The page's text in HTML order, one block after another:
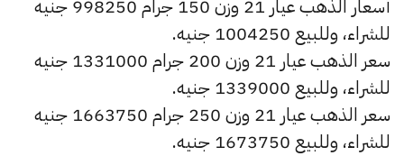
أسعار الذهب عيار 21 وزن 150 جرام 998250 جنيه
للشراء، وللبيع 1004250 جنيه.
سعر الذهب عيار 21 وزن 200 جرام 1331000 جنيه
للشراء، وللبيع 1339000 جنيه.
سعر الذهب عيار 21 وزن 250 جرام 1663750 جنيه
للشراء، وللبيع 1673750 جنيه.